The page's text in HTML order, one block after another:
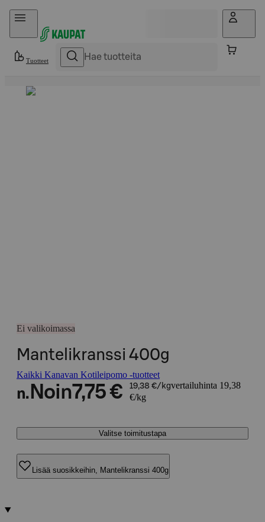
Hyppää sisältöön
Tuotteet
Ei valikoimassa
Mantelikranssi 400g
Kaikki Kanavan Kotileipomo -tuotteet
n. Noin7,75 € 19,38 €/kgvertailuhinta 19,38
€/kg
Valitse toimitustapa
Lisää suosikkeihin, Mantelikranssi 400g